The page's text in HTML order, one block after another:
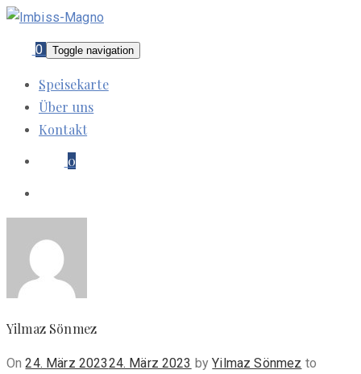
0 Toggle navigation
Speisekarte
Über uns
Kontakt
0
Yilmaz Sönmez
OnPosted
24. März 202324. März 2023 byYilmaz Sönmez to